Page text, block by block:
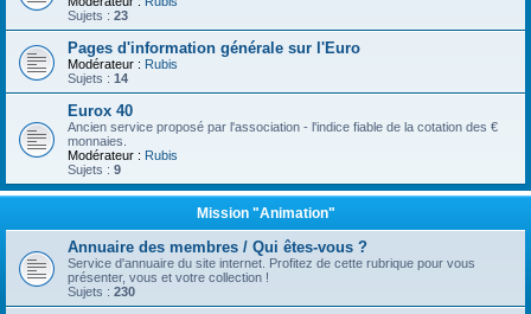
Sujets : 23
Pages d'information générale sur l'Euro
Modérateur : Rubis
Sujets : 14
Eurox 40
Ancien service proposé par l'association - l'indice fiable de la cotation des €
monnaies.
Modérateur : Rubis
Sujets : 9
Mission "Animation"
Annuaire des membres / Qui êtes-vous ?
Service d'annuaire du site internet. Profitez de cette rubrique pour vous
présenter, vous et votre collection !
Sujets : 230